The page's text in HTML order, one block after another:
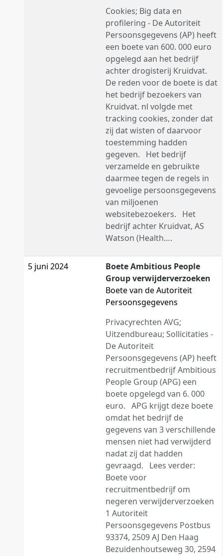
Cookies; Big data en
profilering - De Autoriteit
Persoonsgegevens (AP) heeft
een boete van 600. 000 euro
opgelegd aan het bedrijf
achter drogisterij Kruidvat.
De reden voor de boete is dat
het bedrijf bezoekers van
Kruidvat. nl volgde met
tracking cookies, zonder dat
zij dat wisten of daarvoor
toestemming hadden
gegeven. Het bedrijf
verzamelde en gebruikte
daarmee tegen de regels in
gevoelige persoonsgegevens
van miljoenen
websitebezoekers. Het
bedrijf achter Kruidvat, AS
Watson (Health….
5 juni 2024
Boete Ambitious People
Group verwijderverzoeken
Boete van de Autoriteit
Persoonsgegevens
Privacyrechten AVG;
Uitzendbureau; Sollicitaties -
De Autoriteit
Persoonsgegevens (AP) heeft
recruitmentbedrijf Ambitious
People Group (APG) een
boete opgelegd van 6. 000
euro. APG krijgt deze boete
omdat het bedrijf de
gegevens van 3 verschillende
mensen niet had verwijderd
nadat zij dat hadden
gevraagd. Lees verder:
Boete voor
recruitmentbedrijf om
negeren verwijderverzoeken
1 Autoriteit
Persoonsgegevens Postbus
93374, 2509 AJ Den Haag
Bezuidenhoutseweg 30, 2594